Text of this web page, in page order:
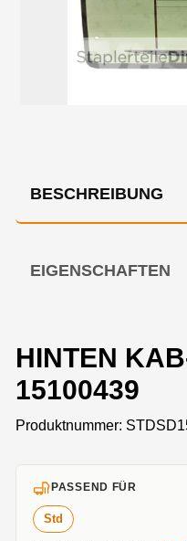
BESCHREIBUNG
EIGENSCHAFTEN
HINTEN
15100439
Produktnummer:
PASSEND FÜR
Std